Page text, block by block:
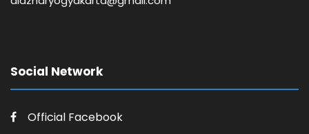
Social Network
Official Facebook